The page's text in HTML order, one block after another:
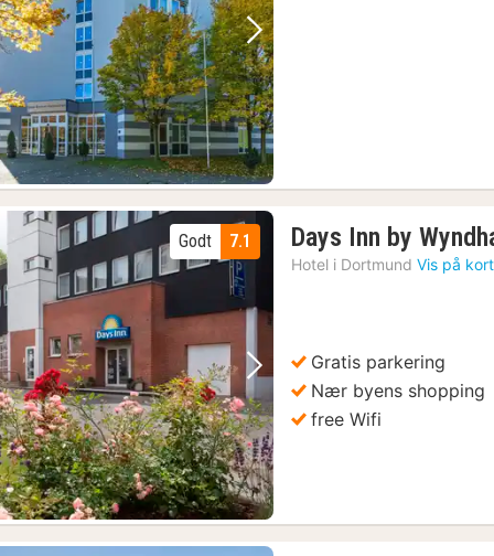
Forrige billede Næste billede
Forrige billede Næste billede
7.1
Godt Days Inn by
Hotel i Dortmund Vis på kort
Gratis parkering
Nær byens shopping
free Wifi